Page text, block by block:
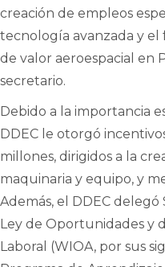
creación de empleos
tecnología avanzada y
de valor aeroespacial en
secretario.
Debido a la importancia
DDEC le otorgó
millones, dirigidos a la
maquinaria y equipo, y
Además, el DDEC
Ley de Oportunidades y
Laboral (WIOA, por sus